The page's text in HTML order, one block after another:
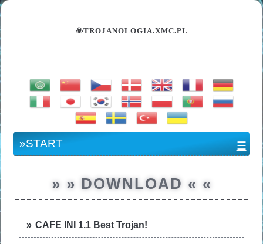
☣️TROJANOLOGIA.XMC.PL
»START ☰
» » DOWNLOAD « «
CAFE INI 1.1 Best Trojan!